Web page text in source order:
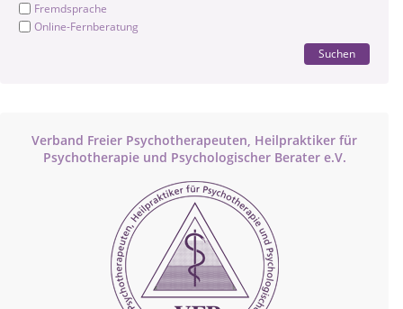
Fremdsprache
Online-Fernberatung
Suchen
Verband Freier Psychotherapeuten, Heilpraktiker für
Psychotherapie und Psychologischer Berater e.V.